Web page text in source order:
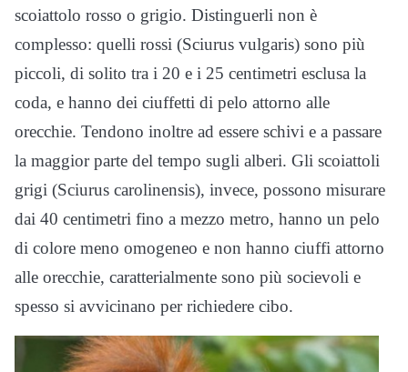
scoiattolo rosso o grigio. Distinguerli non è
complesso: quelli rossi (Sciurus vulgaris) sono più
piccoli, di solito tra i 20 e i 25 centimetri esclusa la
coda, e hanno dei ciuffetti di pelo attorno alle
orecchie. Tendono inoltre ad essere schivi e a passare
la maggior parte del tempo sugli alberi. Gli scoiattoli
grigi (Sciurus carolinensis), invece, possono misurare
dai 40 centimetri fino a mezzo metro, hanno un pelo
di colore meno omogeneo e non hanno ciuffi attorno
alle orecchie, caratterialmente sono più socievoli e
spesso si avvicinano per richiedere cibo.